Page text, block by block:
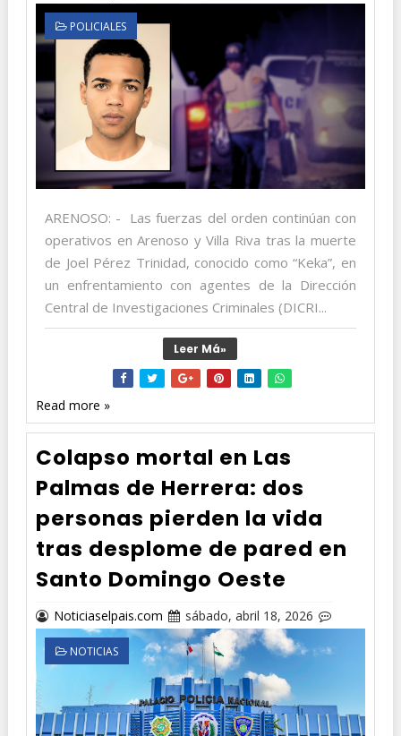
POLICIALES
ARENOSO: - Las fuerzas del orden continúan con
operativos en Arenoso y Villa Riva tras la muerte
de Joel Pérez Trinidad, conocido como “Keka”, en
un enfrentamiento con agentes de la Dirección
Central de Investigaciones Criminales (DICRI...
Leer Má»
Read more »
Colapso mortal en Las
Palmas de Herrera: dos
personas pierden la vida
tras desplome de pared en
Santo Domingo Oeste
Noticiaselpais.com sábado, abril 18, 2026
NOTICIAS